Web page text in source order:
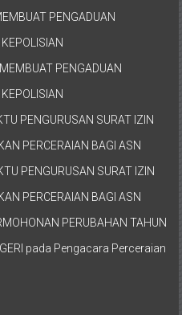
PENGADUAN
PENGADUAN
PENGURUSAN SURAT IZIN
PERCERAIAN BAGI ASN
PENGURUSAN SURAT IZIN
PERCERAIAN BAGI ASN
PERUBAHAN TAHUN
pada Pengacara Perceraian